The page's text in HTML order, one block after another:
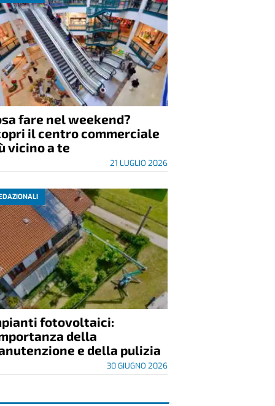
fare nel weekend?
il centro commerciale
vicino a te
21 LUGLIO 2026
fotovoltaici:
della
e della pulizia
30 GIUGNO 2026